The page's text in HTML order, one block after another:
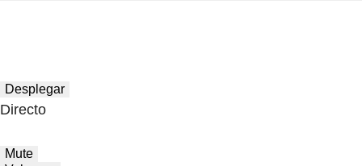
Desplegar
Directo
Mute